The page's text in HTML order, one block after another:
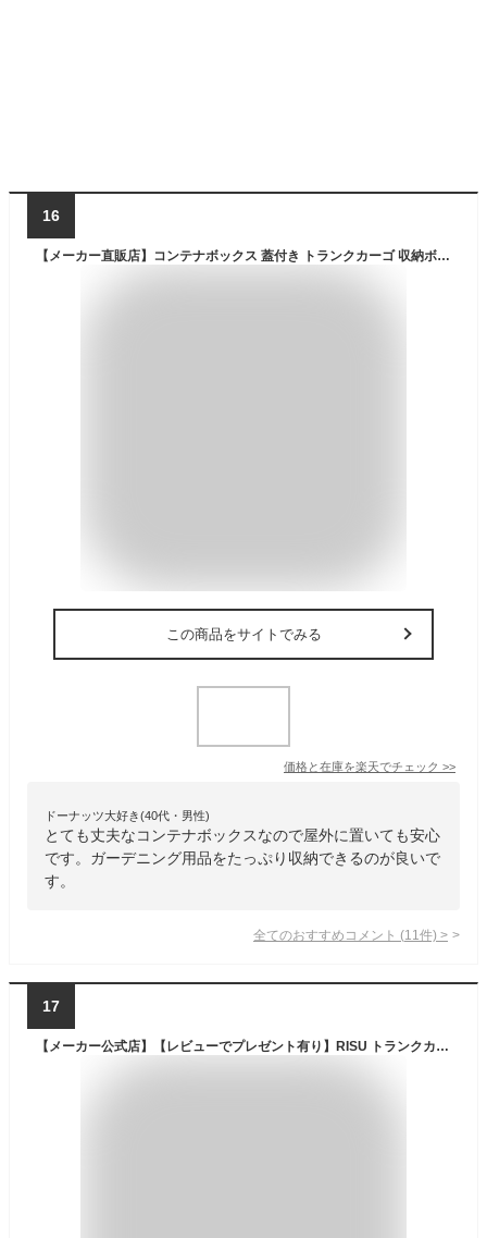
16
【メーカー直販店】コンテナボックス 蓋付き トランクカーゴ 収納ボックス RISUトランクカーゴ TC-50 収納ケース 座れる アウトドア ベンチ 頑丈 おしゃれ フタ付き 蓋付き プラスチック 屋外 ナチュラル ガーデニング チェア 防災 収納 車載 リス
この商品をサイトでみる
価格と在庫を楽天でチェック >>
ドーナッツ大好き(40代・男性)
とても丈夫なコンテナボックスなので屋外に置いても安心
です。ガーデニング用品をたっぷり収納できるのが良いで
す。
全てのおすすめコメント (11 件) >
17
【メーカー公式店】【レビューでプレゼント有り】RISU トランクカーゴ スタッキングタイプ TC-70S アウトドア 大容量 収納ボックス 新型 70L フタ付き キャンプ 収納ケース プラスチック 蓋付き コンテナボックス 屋外 おしゃれ キャンプ用品 リス 送料無料